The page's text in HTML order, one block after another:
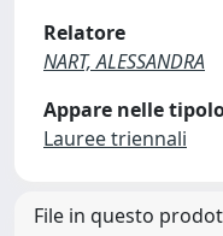
Relatore
NART, ALESSANDRA
Appare nelle
Lauree triennali
File in questo